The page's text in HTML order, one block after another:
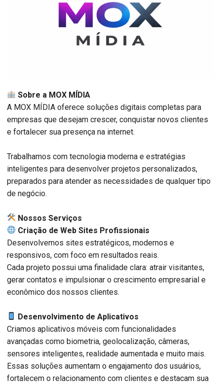
Sobre a MOX MÍDIA
A MOX MÍDIA oferece soluções digitais completas para
empresas que desejam crescer, conquistar novos clientes
e fortalecer sua presença na internet.
Trabalhamos com tecnologia moderna e estratégias
inteligentes para desenvolver projetos personalizados,
preparados para atender as necessidades de qualquer tipo
de negócio.
️ Nossos Serviços
Criação de Web Sites Profissionais
Desenvolvemos sites estratégicos, modernos e
responsivos, com foco em resultados reais.
Cada projeto possui uma finalidade clara: atrair visitantes,
gerar contatos e impulsionar o crescimento empresarial e
econômico dos nossos clientes.
Desenvolvimento de Aplicativos
Criamos aplicativos móveis com funcionalidades
avançadas como biometria, geolocalização, câmeras,
sensores inteligentes, realidade aumentada e muito mais.
Essas soluções aumentam o engajamento dos usuários,
fortalecem o relacionamento com clientes e destacam sua